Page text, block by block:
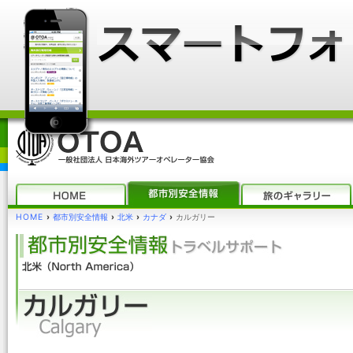
HOME › 都市別安全情報 › 北米 › カナダ › カルガリー